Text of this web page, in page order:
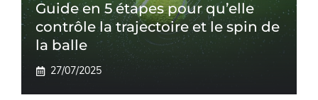
Guide en 5 étapes pour qu’elle
contrôle la trajectoire et le spin de
la balle
27/07/2025